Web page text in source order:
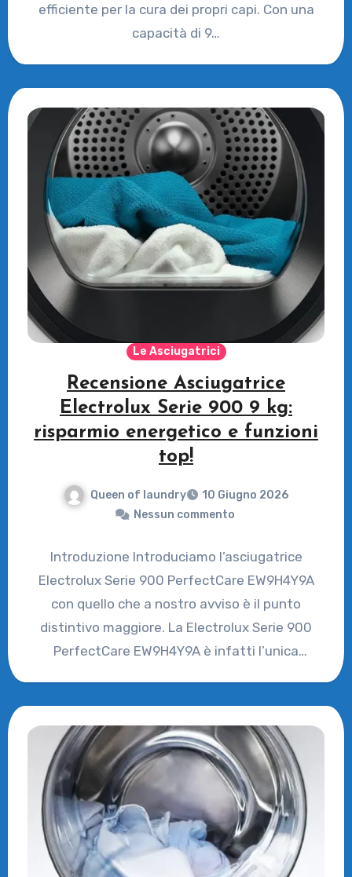
efficiente per la cura dei propri capi. Con una
capacità di 9…
Le Asciugatrici
Recensione Asciugatrice
Electrolux Serie 900 9 kg:
risparmio energetico e funzioni
top!
Queen of laundry
10 Giugno 2026
Nessun commento
Introduzione Introduciamo l’asciugatrice
Electrolux Serie 900 PerfectCare EW9H4Y9A
con quello che a nostro avviso è il punto
distintivo maggiore. La Electrolux Serie 900
PerfectCare EW9H4Y9A è infatti l’unica